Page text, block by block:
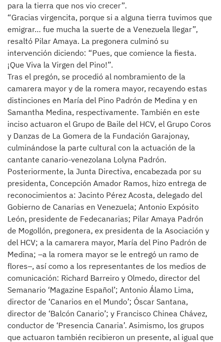
para la tierra que nos vio crecer”.
“Gracias virgencita, porque si a alguna tierra tuvimos que
emigrar… fue mucha la suerte de a Venezuela llegar”,
resaltó Pilar Amaya. La pregonera culminó su
intervención diciendo: “Pues, que comience la fiesta.
¡Que Viva la Virgen del Pino!”.
Tras el pregón, se procedió al nombramiento de la
camarera mayor y de la romera mayor, recayendo estas
distinciones en María del Pino Padrón de Medina y en
Samantha Medina, respectivamente. También en este
inciso actuaron el Grupo de Baile del HCV, el Grupo Coros
y Danzas de La Gomera de la Fundación Garajonay,
culminándose la parte cultural con la actuación de la
cantante canario-venezolana Lolyna Padrón.
Posteriormente, la Junta Directiva, encabezada por su
presidenta, Concepción Amador Ramos, hizo entrega de
reconocimientos a: Jacinto Pérez Acosta, delegado del
Gobierno de Canarias en Venezuela; Antonio Expósito
León, presidente de Fedecanarias; Pilar Amaya Padrón
de Mogollón, pregonera, ex presidenta de la Asociación y
del HCV; a la camarera mayor, María del Pino Padrón de
Medina; –a la romera mayor se le entregó un ramo de
flores–, así como a los representantes de los medios de
comunicación: Richard Barreiro y Olmedo, director del
Semanario ‘Magazine Español’; Antonio Álamo Lima,
director de ‘Canarios en el Mundo’; Óscar Santana,
director de ‘Balcón Canario’; y Francisco Chinea Chávez,
conductor de ‘Presencia Canaria’. Asimismo, los grupos
que actuaron también recibieron un presente, al igual que